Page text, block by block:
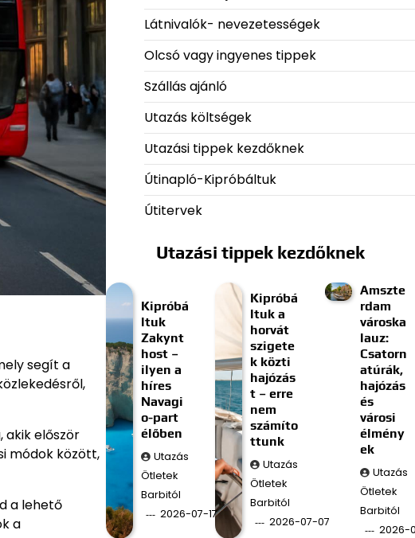
segít a
akik először
módok között,
a lehető
a
Látnivalók- nevezetességek
Olcsó vagy ingyenes tippek
Szállás ajánló
Utazás költségek
Utazási tippek kezdőknek
Útinapló-Kipróbáltuk
Útitervek
Utazási tippek kezdőknek
Kipróbá
ltuk
Zakynt
host –
ilyen a
híres
Navagi
o-part
élőben
Utazás
Ötletek
Barbitól
2026-07-17
Kipróbá
ltuk a
horvát
szigete
k közti
hajózás
t – erre
nem
számíto
ttunk
Utazás
Ötletek
Barbitól
2026-07-07
Amszte
rdam
városka
lauz:
Csatorn
atúrák,
hajózás
és
városi
élmény
ek
Utazás
Ötletek
Barbitól
2026-